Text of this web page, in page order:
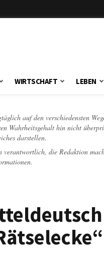
WIRTSCHAFT LEBEN
auf den verschiedensten
Wahrheitsgehalt hin nicht
darstellen.
die Redaktion